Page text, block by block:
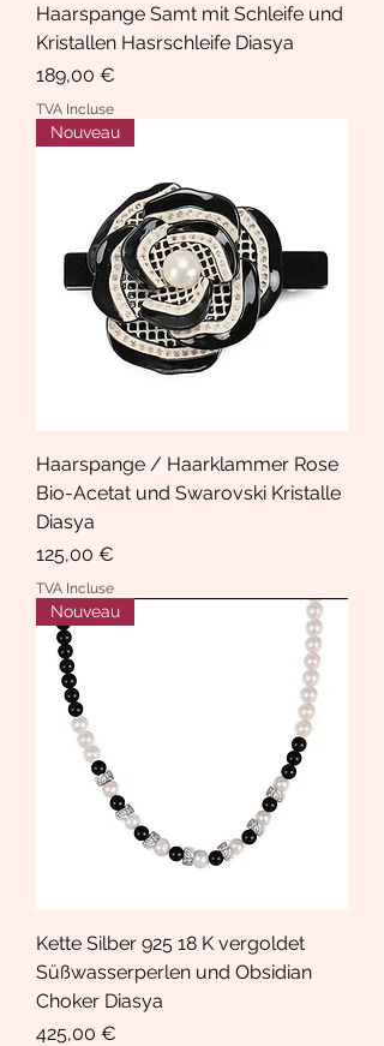
Haarspange Samt mit Schleife und
Kristallen Hasrschleife Diasya
Prix
189,00 €
TVA Incluse
Nouveau
Haarspange / Haarklammer Rose
Bio-Acetat und Swarovski Kristalle
Diasya
Prix
125,00 €
TVA Incluse
Nouveau
Kette Silber 925 18 K vergoldet
Süßwasserperlen und Obsidian
Choker Diasya
Prix
425,00 €